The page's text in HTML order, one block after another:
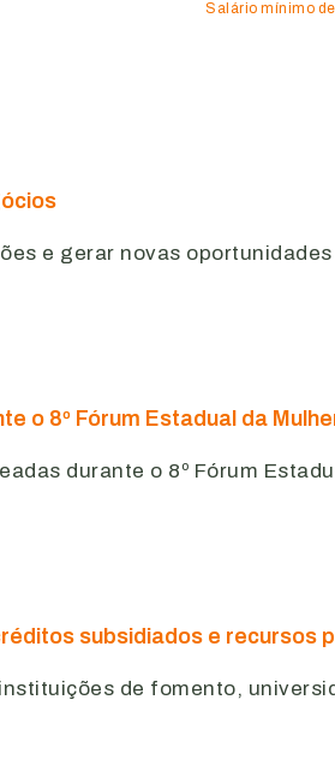
Salário mínimo
e gerar novas
o 8º Fórum Estadual da
durante o 8º Fórum
subsidiados e recursos
de fomento,